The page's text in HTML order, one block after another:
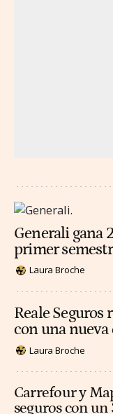
Generali gana
primer
Laura Broche
Reale Seguros
con una
Laura Broche
Carrefour y
seguros con